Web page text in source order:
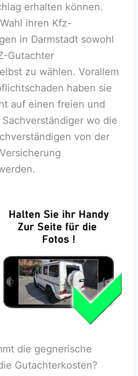
erhalten können.
ihren Kfz-
in Darmstadt sowohl
Gutachter
zu wählen. Vorallem
haben sie
auf einen freien und
wo die
von der
die gegnerische
Gutachterkosten?